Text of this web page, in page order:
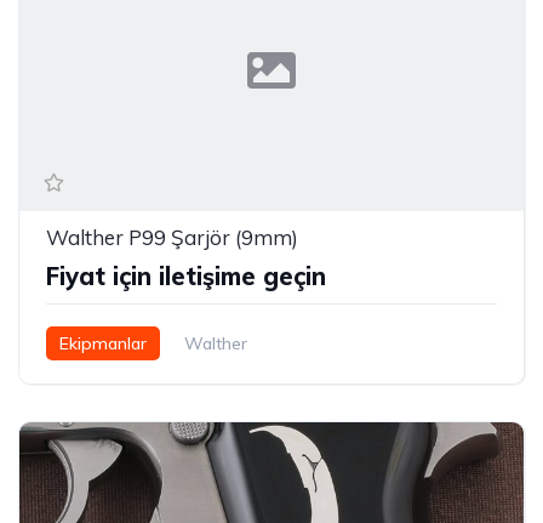
Walther P99 Şarjör (9mm)
Fiyat için iletişime geçin
Ekipmanlar Walther